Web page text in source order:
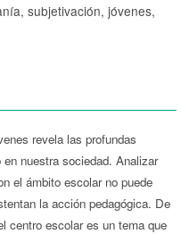
subjetivación, jóvenes,
revela las profundas
nuestra sociedad. Analizar
el ámbito escolar no puede
la acción pedagógica. De
centro escolar es un tema que